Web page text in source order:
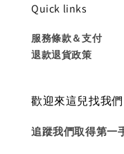
Quick links
服務條款＆支付
退款退貨政策
歡迎來這兒找我們
追蹤我們取得第一